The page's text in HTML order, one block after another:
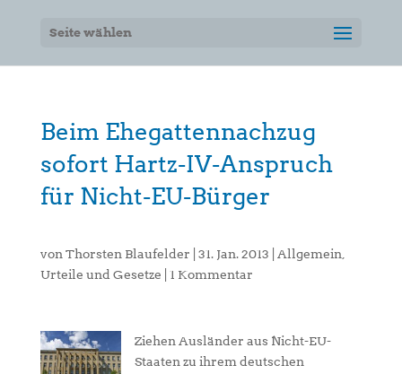
Seite wählen
Beim Ehegattennachzug
sofort Hartz-IV-Anspruch
für Nicht-EU-Bürger
von Thorsten Blaufelder 31. Jan. 2013 Allgemein
Urteile und Gesetze
1 Kommentar
Ziehen Ausländer aus Nicht-EU-
Staaten zu ihrem deutschen